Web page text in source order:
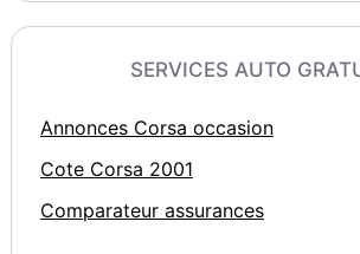
SERVICES AUTO
Annonces Corsa occasion
Cote Corsa 2001
Comparateur assurances